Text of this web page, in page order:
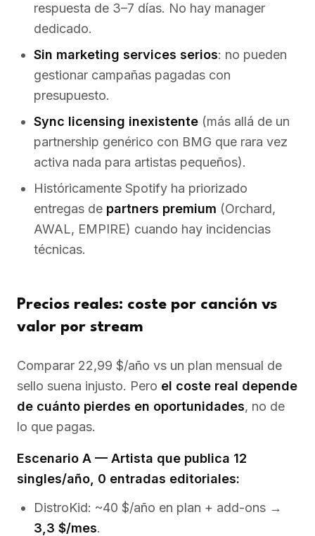
respuesta de 3–7 días. No hay manager
dedicado.
Sin marketing services serios: no pueden
gestionar campañas pagadas con
presupuesto.
Sync licensing inexistente (más allá de un
partnership genérico con BMG que rara vez
activa nada para artistas pequeños).
Históricamente Spotify ha priorizado
entregas de partners premium (Orchard,
AWAL, EMPIRE) cuando hay incidencias
técnicas.
Precios reales: coste por canción vs
valor por stream
Comparar 22,99 $/año vs un plan mensual de
sello suena injusto. Pero el coste real depende
de cuánto pierdes en oportunidades, no de
lo que pagas.
Escenario A — Artista que publica 12
singles/año, 0 entradas editoriales:
DistroKid: ~40 $/año en plan + add-ons →
3,3 $/mes.